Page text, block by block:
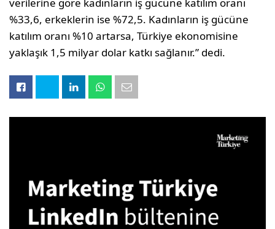
%33,6, erkeklerin ise %72,5. Kadınların iş gücüne
katılım oranı %10 artarsa, Türkiye ekonomisine
yaklaşık 1,5 milyar dolar katkı sağlanır.” dedi.